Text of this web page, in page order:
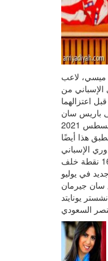
ميسي، لاعب
الإسباني من
قبل أن ينتقل إلى باريس سان
هذا أيضًا
وخسر أتلتيكو مدريد أمام برشلونة 0ـ1 أمس الأول ليصبح أتلتيكو، الذي يدربه الأرجنتيني دييجو سيميوني، متأخرًا بفارق 16 نقطة خلف
ميسي 35 عامًا لاعبًا حرًا من جديد في يوليو
يونايتد